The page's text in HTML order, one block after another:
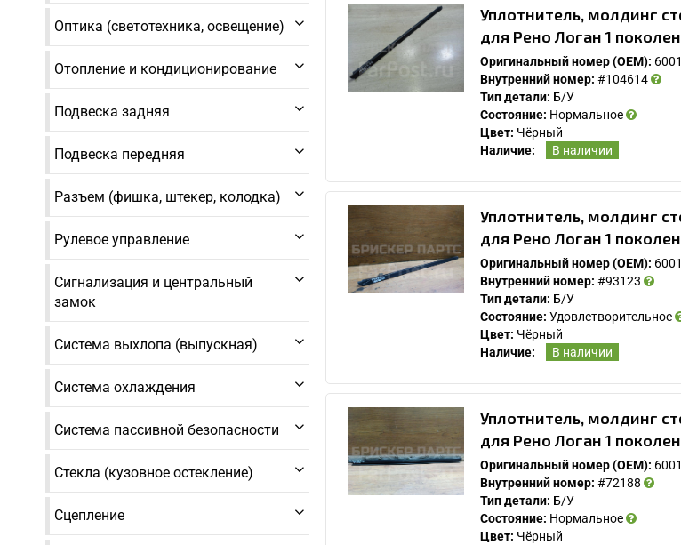
Оптика (светотехника, освещение)
Отопление и кондиционирование
Подвеска задняя
Подвеска передняя
Разъем (фишка, штекер, колодка)
Рулевое управление
Сигнализация и центральный
замок
Система выхлопа (выпускная)
Система охлаждения
Система пассивной безопасности
Стекла (кузовное остекление)
Сцепление
Уплотнитель, молдинг
для Рено Логан 1
Оригинальный номер (OEM):
Внутренний номер: #104614
Тип детали: Б/У
Состояние: Нормальное
Цвет: Чёрный
Наличие:
В наличии
Уплотнитель, молдинг
для Рено Логан 1
Оригинальный номер (OEM):
Внутренний номер: #93123
Тип детали: Б/У
Состояние: Удовлетворительное
Цвет: Чёрный
Наличие:
В наличии
Уплотнитель, молдинг
для Рено Логан 1
Оригинальный номер (OEM):
Внутренний номер: #72188
Тип детали: Б/У
Состояние: Нормальное
Цвет: Чёрный
У Вас возникли вопросы? Вы не
Заполните форму ниже и мы Вам